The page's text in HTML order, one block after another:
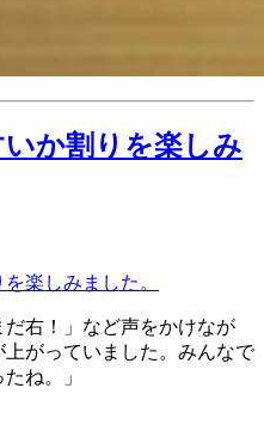
か割りを楽しみ
だ右！」など声をかけなが
がっていました。みんなで
ね。」